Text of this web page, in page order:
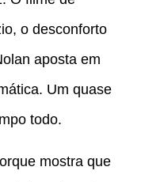
o desconforto
aposta em
Um quase
todo.
mostra que